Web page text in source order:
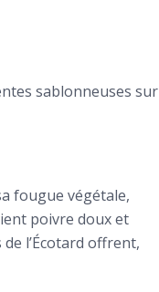
sablonneuses sur
fougue végétale,
poivre doux et
l’Écotard offrent,